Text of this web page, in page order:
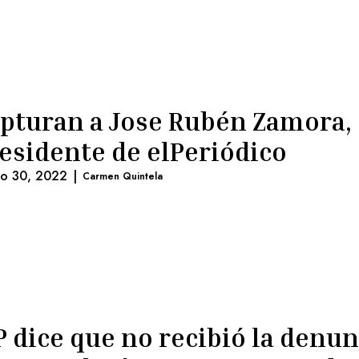
a Jose Rubén Zamora,
de elPeriódico
30, 2022 | Carmen Quintela
dice que no recibió la